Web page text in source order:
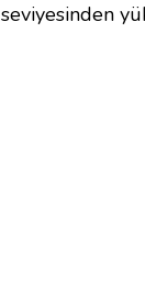
seviyesinden